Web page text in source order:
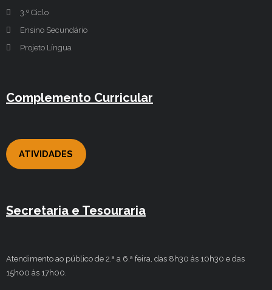
3.º Ciclo
Ensino Secundário
Projeto Língua
Complemento Curricular
ATIVIDADES
Secretaria e Tesouraria
Atendimento ao público de 2.ª a 6.ª feira, das 8h30 às 10h30 e das
15h00 às 17h00.